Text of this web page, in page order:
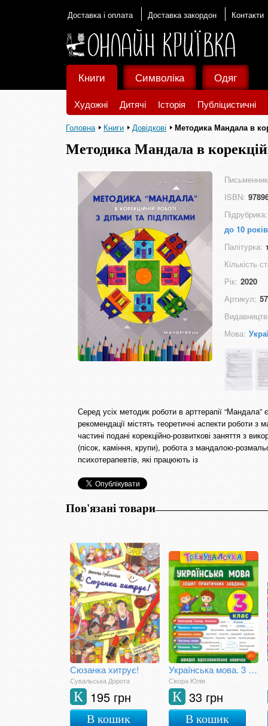
Доставка і оплата Доставка закордон Контакти
Книги
Художні Дитячі Історія Публіцистичні
Символіка Одяг
Головна Книги Довідкові Методика Мандала в
Методика Мандала в
ISBN:
Підрубрика:
до 10 років
Палітурка:
Кількість
Рік: 2020
Артикул:
Мова:
Серед усіх методик роботи в арттерапії
рекомендації містять теоретичні аспекти роботи
частині подані корекційно-розвиткові заняття з
(пісок, каміння, крупи), робота з мандалою-
психотерапевтів, які працюють із
Пов'язані товари
Сюзанка хитрує!
Сувальська Дорота
195 грн
К
В кошик
Українська мова. 3 клас. Зошит практичних занять
Сікора Юлія
33 грн
К
В кошик